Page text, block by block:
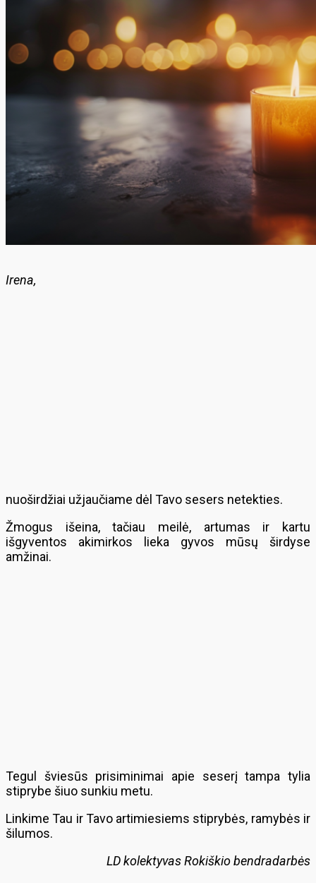
Irena,
nuoširdžiai užjaučiame dėl Tavo sesers netekties.
Žmogus išeina, tačiau meilė, artumas ir kartu
išgyventos akimirkos lieka gyvos mūsų širdyse
amžinai.
Tegul šviesūs prisiminimai apie seserį tampa tylia
stiprybe šiuo sunkiu metu.
Linkime Tau ir Tavo artimiesiems stiprybės, ramybės ir
šilumos.
LD kolektyvas Rokiškio bendradarbės